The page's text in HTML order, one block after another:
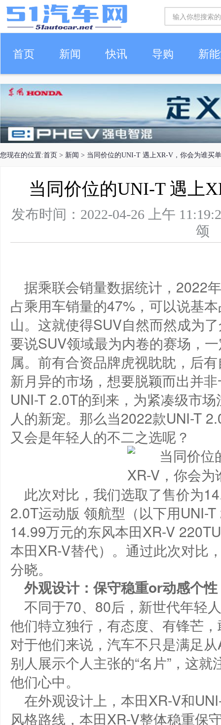
首页 新闻 快讯 导购 新
车生活
您现在的位置:首页 > 新闻 > 当同价位的UNI-T 遇上XR-V，你会为谁买
当同价位的UNI-T 遇上
发布时间：2022-04-26 上午
据乘联会销量数据统计，2022
占乘用车销量的47%，可以说基
山。这就使得SUV自然而然成为
要说SUV领域最为内卷的赛场，
属。前有合资品牌虎视眈眈，后
新月异的市场，想要脱颖而出并
UNI-T 2.0T的到来，为紧凑级市
人的新宠。那么当2022款UNI-T
又会是年轻人的不二之选呢？
此次对比，我们选取了售价为
2.0T运动版 领航型（以下用UNI-
14.99万元的东风本田XR-V
本田XR-V替代）。通过此次对比
分晓。
外观设计：保守稳重or动感个性
不同于70、80后，新世代年轻
他们特立独行，有态度、有锋芒
对于他们来说，汽车不只是满足
别人展示个人主张的“名片”，这
他们心中。
在外观设计上，本田XR-V和
风格路线，本田XR-V整体稳重保